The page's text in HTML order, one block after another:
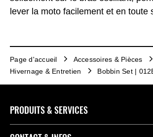
lever la moto facilement et en toute
Page d'accueil Accessoires & Pièces
Hivernage & Entretien
Bobbin Set |
PRODUITS & SERVICES